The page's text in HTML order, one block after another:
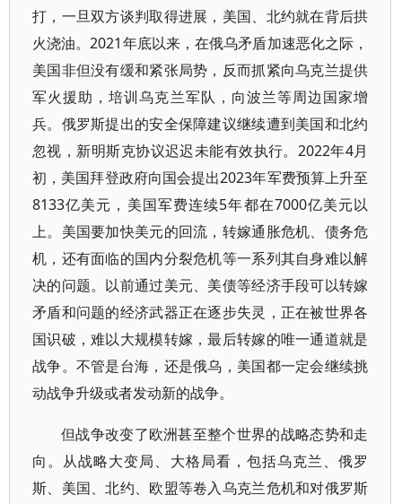
打，一旦双方谈判取得进展，美国、北约就在背后拱
火浇油。2021年底以来，在俄乌矛盾加速恶化之际，
美国非但没有缓和紧张局势，反而抓紧向乌克兰提供
军火援助，培训乌克兰军队，向波兰等周边国家增
兵。俄罗斯提出的安全保障建议继续遭到美国和北约
忽视，新明斯克协议迟迟未能有效执行。2022年4月
初，美国拜登政府向国会提出2023年军费预算上升至
8133亿美元，美国军费连续5年都在7000亿美元以
上。美国要加快美元的回流，转嫁通胀危机、债务危
机，还有面临的国内分裂危机等一系列其自身难以解
决的问题。以前通过美元、美债等经济手段可以转嫁
矛盾和问题的经济武器正在逐步失灵，正在被世界各
国识破，难以大规模转嫁，最后转嫁的唯一通道就是
战争。不管是台海，还是俄乌，美国都一定会继续挑
动战争升级或者发动新的战争。
但战争改变了欧洲甚至整个世界的战略态势和走
向。从战略大变局、大格局看，包括乌克兰、俄罗
斯、美国、北约、欧盟等卷入乌克兰危机和对俄罗斯